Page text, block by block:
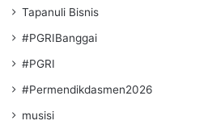
Tapanuli Bisnis
#PGRIBanggai
#PGRI
#Permendikdasmen2026
musisi